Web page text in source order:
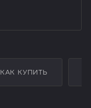
КАК КУПИТЬ